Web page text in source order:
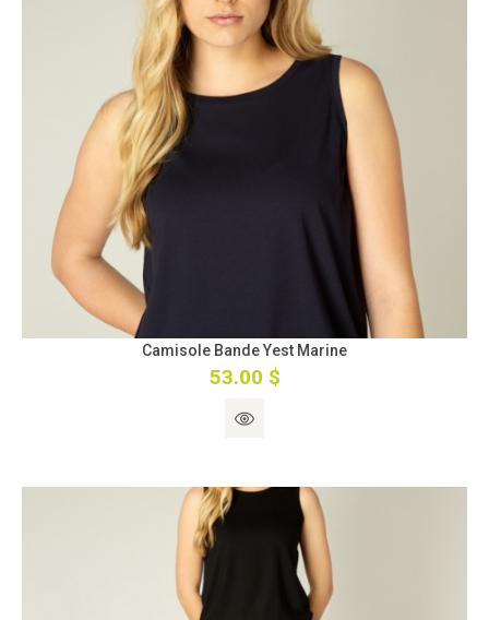
Camisole Bande Yest Marine
53.00 $